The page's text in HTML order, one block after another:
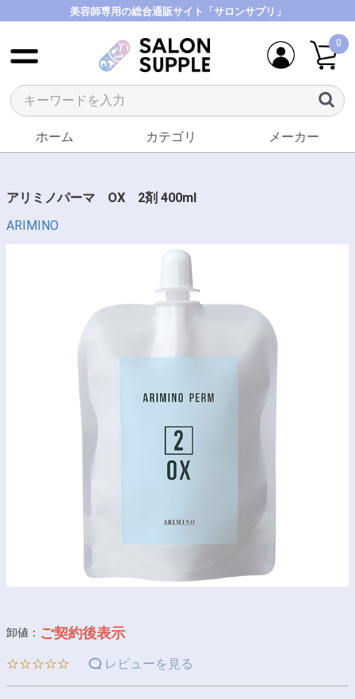
美容師専用の総合通販サイト「サロンサプリ」
0
ホーム カテゴリ メーカー
アリミノパーマ OX 2剤 400ml
ARIMINO
卸値： ご契約後表示
☆☆☆☆☆ レビューを見る